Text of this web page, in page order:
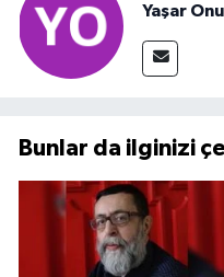
Yaşar
Bunlar da ilginizi